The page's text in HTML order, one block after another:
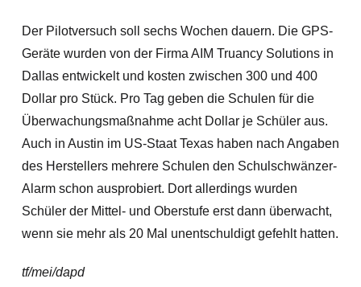
Der Pilotversuch soll sechs Wochen dauern. Die GPS-
Geräte wurden von der Firma AIM Truancy Solutions in
Dallas entwickelt und kosten zwischen 300 und 400
Dollar pro Stück. Pro Tag geben die Schulen für die
Überwachungsmaßnahme acht Dollar je Schüler aus.
Auch in Austin im US-Staat Texas haben nach Angaben
des Herstellers mehrere Schulen den Schulschwänzer-
Alarm schon ausprobiert. Dort allerdings wurden
Schüler der Mittel- und Oberstufe erst dann überwacht,
wenn sie mehr als 20 Mal unentschuldigt gefehlt hatten.
tf/mei/dapd